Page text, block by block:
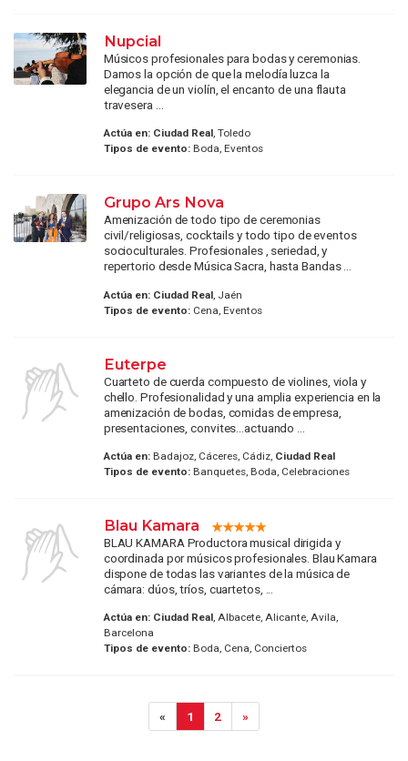
Nupcial
Músicos profesionales para bodas y ceremonias.
Damos la opción de que la melodía luzca la
elegancia de un violín, el encanto de una flauta
travesera ...
Actúa en: Ciudad Real, Toledo
Tipos de evento:Boda, Eventos
Grupo Ars Nova
Amenización de todo tipo de ceremonias
civil/religiosas, cocktails y todo tipo de eventos
socioculturales. Profesionales , seriedad, y
repertorio desde Música Sacra, hasta Bandas ...
Actúa en: Ciudad Real, Jaén
Tipos de evento:Cena, Eventos
Euterpe
Cuarteto de cuerda compuesto de violines, viola y
chello. Profesionalidad y una amplia experiencia en la
amenización de bodas, comidas de empresa,
presentaciones, convites...actuando ...
Actúa en:Badajoz, Cáceres, Cádiz, Ciudad Real
Tipos de evento:Banquetes, Boda, Celebraciones
Blau Kamara
BLAU KAMARA Productora musical dirigida y
coordinada por músicos profesionales. Blau Kamara
dispone de todas las variantes de la música de
cámara: dúos, tríos, cuartetos, ...
Actúa en: Ciudad Real, Albacete, Alicante, Avila,
Barcelona
Tipos de evento:Boda, Cena, Conciertos
« 1 2 »